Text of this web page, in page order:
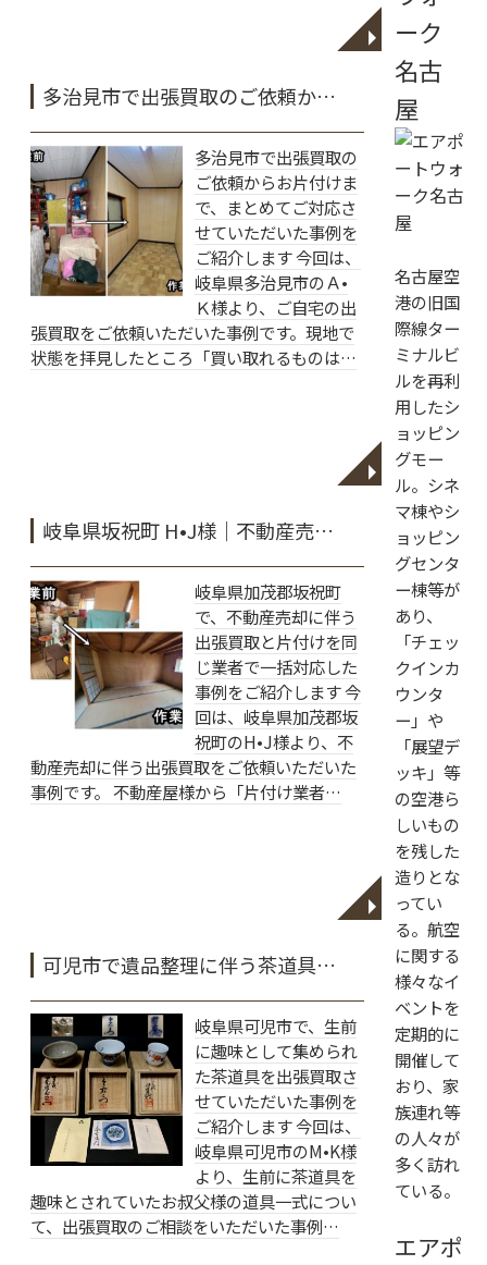
◥
多治見市で出張買取のご依頼か…
多治見市で出張買取の
ご依頼からお片付けま
で、まとめてご対応さ
せていただいた事例を
ご紹介します 今回は、
岐阜県多治見市のＡ•
Ｋ様より、ご自宅の出
張買取をご依頼いただいた事例です。現地で
状態を拝見したところ「買い取れるものは…
◥
岐阜県坂祝町 H•J様｜不動産売…
岐阜県加茂郡坂祝町
で、不動産売却に伴う
出張買取と片付けを同
じ業者で一括対応した
事例をご紹介します 今
回は、岐阜県加茂郡坂
祝町のH•J様より、不
動産売却に伴う出張買取をご依頼いただいた
事例です。 不動産屋様から「片付け業者…
◥
可児市で遺品整理に伴う茶道具…
岐阜県可児市で、生前
に趣味として集められ
た茶道具を出張買取さ
せていただいた事例を
ご紹介します 今回は、
岐阜県可児市のM•K様
より、生前に茶道具を
趣味とされていたお叔父様の道具一式につい
て、出張買取のご相談をいただいた事例…
ーク
名古
屋
名古屋空
港の旧国
際線ター
ミナルビ
ルを再利
用したシ
ョッピン
グモー
ル。シネ
マ棟やシ
ョッピン
グセンタ
ー棟等が
あり、
「チェッ
クインカ
ウンタ
ー」や
「展望デ
ッキ」等
の空港ら
しいもの
を残した
造りとな
ってい
る。航空
に関する
様々なイ
ベントを
定期的に
開催して
おり、家
族連れ等
の人々が
多く訪れ
ている。
エアポ